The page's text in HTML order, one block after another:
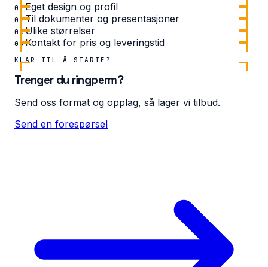
01Eget design og profil
02Til dokumenter og presentasjoner
03Ulike størrelser
04Kontakt for pris og leveringstid
KLAR TIL Å STARTE?
Trenger du ringperm?
Send oss format og opplag, så lager vi tilbud.
Send en forespørsel